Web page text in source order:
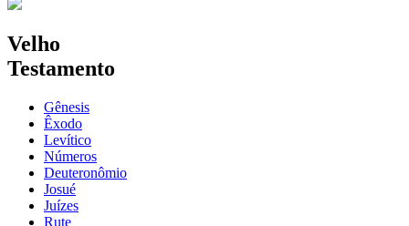
Velho
Testamento
Gênesis
Êxodo
Levítico
Números
Deuteronômio
Josué
Juízes
Rute